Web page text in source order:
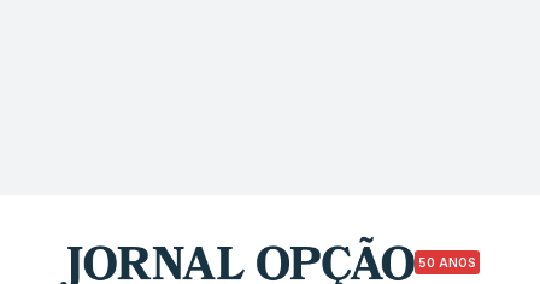
50 ANOS